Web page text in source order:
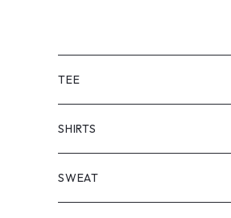
TEE
SHORT SLEEVE
LONG SLEEVE
SHIRTS
SHORT SLEEVE
SWEAT